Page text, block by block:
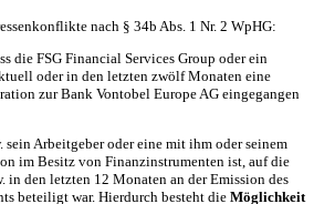
nach § 34b Abs. 1 Nr. 2 WpHG:
die FSG Financial Services Group oder ein
oder in den letzten zwölf Monaten eine
zur Bank Vontobel Europe AG eingegangen
sein Arbeitgeber oder eine mit ihm oder seinem
im Besitz von Finanzinstrumenten ist, auf die
in den letzten 12 Monaten an der Emission des
beteiligt war. Hierdurch besteht die Möglichkeit